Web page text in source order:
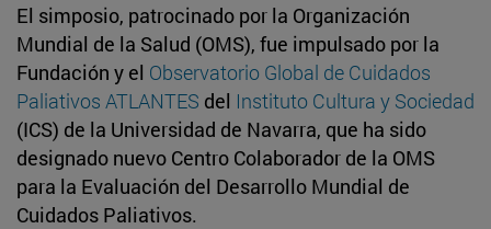
El simposio, patrocinado por la Organización
Mundial de la Salud (OMS), fue impulsado por la
Fundación y el Observatorio Global de Cuidados
Paliativos ATLANTES del Instituto Cultura y Sociedad
(ICS) de la Universidad de Navarra, que ha sido
designado nuevo Centro Colaborador de la OMS
para la Evaluación del Desarrollo Mundial de
Cuidados Paliativos.